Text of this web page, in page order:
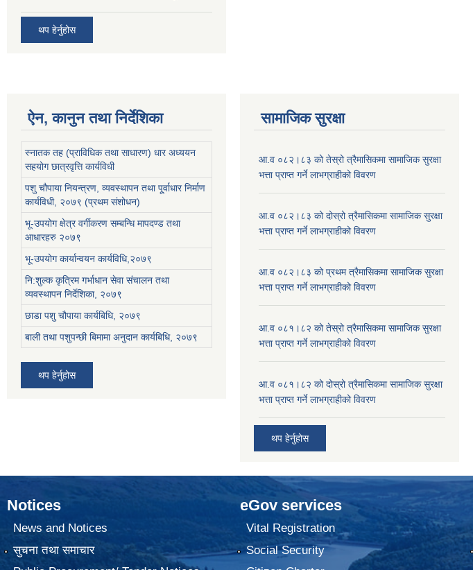
थप हेर्नुहोस
ऐन, कानुन तथा निर्देशिका
स्नातक तह (प्राविधिक तथा साधारण) धार अध्ययन
सहयोग छात्रवृत्ति कार्यविधी
पशु चौपाया नियन्त्रण, व्यवस्थापन तथा पू्र्वाधार निर्माण
कार्यविधी, २०७९ (प्रथम संशोधन)
भू-उपयोग क्षेत्र वर्गीकरण सम्बन्धि मापदण्ड तथा
आधारहरु २०७९
भू-उपयोग कार्यान्वयन कार्यविधि,२०७९
नि:शुल्क कृत्रिम गर्भाधान सेवा संचालन तथा
व्यवस्थापन निर्देशिका, २०७९
छाडा पशु चौपाया कार्यबिधि, २०७९
बाली तथा पशुपन्छी बिमामा अनुदान कार्यबिधि, २०७९
थप हेर्नुहोस
सामाजिक सुरक्षा
आ.व ०८२।८३ को तेस्रो त्रैमासिकमा सामाजिक सुरक्षा
भत्ता प्राप्त गर्ने लाभग्राहीको विवरण
आ.व ०८२।८३ को दोस्रो त्रैमासिकमा सामाजिक सुरक्षा
भत्ता प्राप्त गर्ने लाभग्राहीको विवरण
आ.व ०८२।८३ को प्रथम त्रैमासिकमा सामाजिक सुरक्षा
भत्ता प्राप्त गर्ने लाभग्राहीको विवरण
आ.व ०८१।८२ को तेस्रो त्रैमासिकमा सामाजिक सुरक्षा
भत्ता प्राप्त गर्ने लाभग्राहीको विवरण
आ.व ०८१।८२ को दोस्रो त्रैमासिकमा सामाजिक सुरक्षा
भत्ता प्राप्त गर्ने लाभग्राहीको विवरण
थप हेर्नुहोस
Notices
News and Notices
सुचना तथा समाचार
eGov services
Vital Registration
Social Security